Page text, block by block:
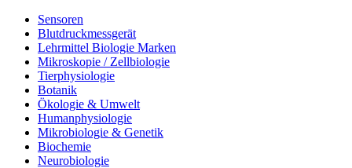
Sensoren
Blutdruckmessgerät
Lehrmittel Biologie Marken
Mikroskopie / Zellbiologie
Tierphysiologie
Botanik
Ökologie & Umwelt
Humanphysiologie
Mikrobiologie & Genetik
Biochemie
Neurobiologie